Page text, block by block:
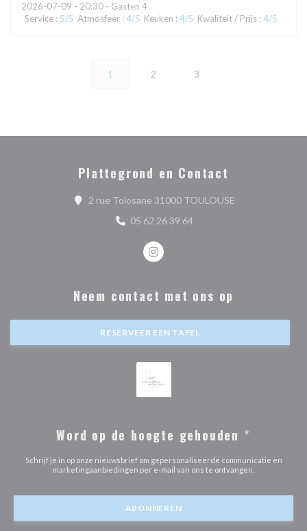
2026-07-09 - 20:30 - Gasten 4
Service : 5/5 Atmosfeer : 4/5 Keuken : 4/5 Kwaliteit / Prijs : 4/5
1 2 3
Plattegrond en Contact
2 rue Tolosane 31000 TOULOUSE((opent in een
05 62 26 39 64
Instagram ((opent in een nieuw
Neem contact met ons op
RESERVEER EEN TAFEL
Word op de hoogte gehouden *
Schrijf je in op onze nieuwsbrief om gepersonaliseerde communicatie en
marketingaanbiedingen per e-mail van ons te ontvangen.
ABONNEREN